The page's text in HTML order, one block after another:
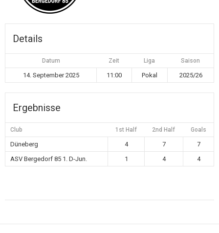
Details
Datum Zeit Liga Saison
14. September 2025 11:00 Pokal 2025/26
Ergebnisse
Club 1st Half 2nd Half Goals
Düneberg 4 7
7
ASV Bergedorf 85 1. D-Jun.
1 4 4